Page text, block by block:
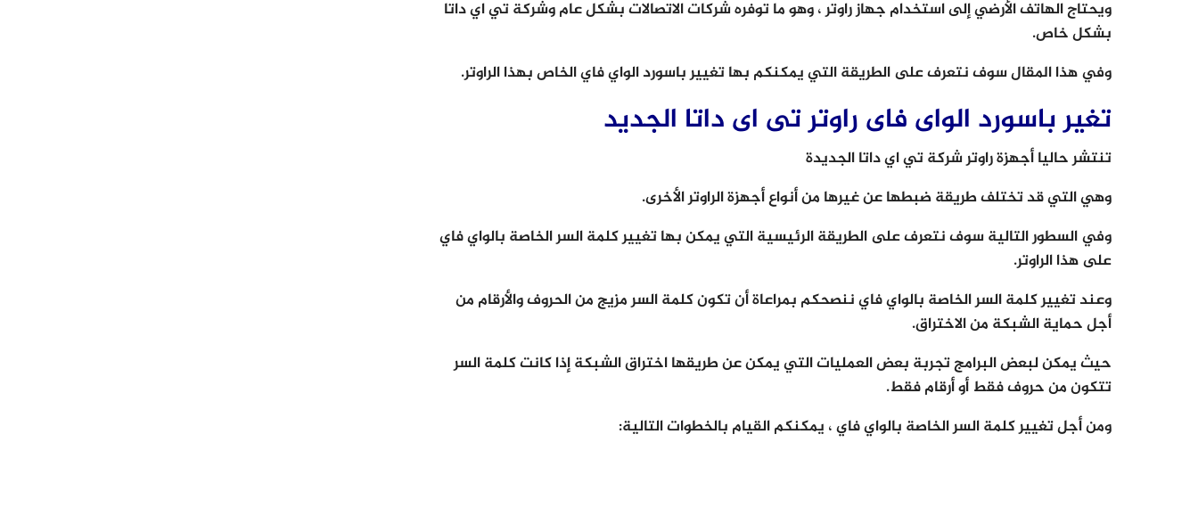
ويحتاج الهاتف الأرضي إلى استخدام جهاز راوتر ، وهو ما توفره شركات الاتصالات بشكل عام وشركة تي اي داتا
بشكل خاص.
وفي هذا المقال سوف نتعرف على الطريقة التي يمكنكم بها تغيير باسورد الواي فاي الخاص بهذا الراوتر.
تغير باسورد الواى فاى راوتر تى اى داتا الجديد
تنتشر حاليا أجهزة راوتر شركة تي اي داتا الجديدة
وهي التي قد تختلف طريقة ضبطها عن غيرها من أنواع أجهزة الراوتر الأخرى.
وفي السطور التالية سوف نتعرف على الطريقة الرئيسية التي يمكن بها تغيير كلمة السر الخاصة بالواي فاي
على هذا الراوتر.
وعند تغيير كلمة السر الخاصة بالواي فاي ننصحكم بمراعاة أن تكون كلمة السر مزيج من الحروف والأرقام من
أجل حماية الشبكة من الاختراق.
حيث يمكن لبعض البرامج تجربة بعض العمليات التي يمكن عن طريقها اختراق الشبكة إذا كانت كلمة السر
تتكون من حروف فقط أو أرقام فقط.
ومن أجل تغيير كلمة السر الخاصة بالواي فاي ، يمكنكم القيام بالخطوات التالية: